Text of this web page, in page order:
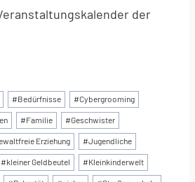
der
#Bedürfnisse #Cybergrooming
#Familie #Geschwister
Erziehung #Jugendliche
#kleiner Geldbeutel #Kleinkinderwelt